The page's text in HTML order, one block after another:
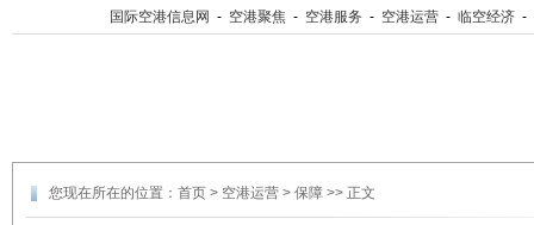
国际空港信息网 - 空港聚焦 - 空港服务 - 空港运营 - 临空经济 -
您现在所在的位置： 首页 > 空港运营 > 保障 >> 正文